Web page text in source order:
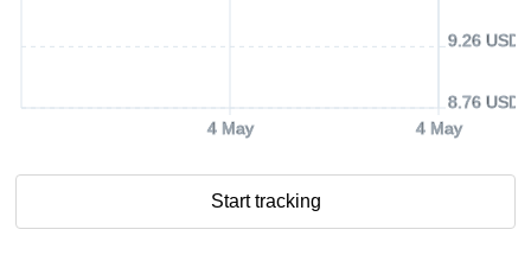
4 May 4 May
8.76 USD
9.26 USD
Start tracking